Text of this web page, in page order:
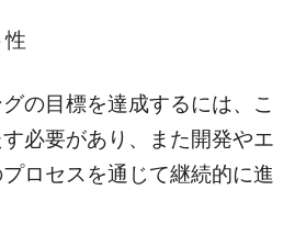
の目標を達成するには、こ
必要があり、また開発やエ
ロセスを通じて継続的に進